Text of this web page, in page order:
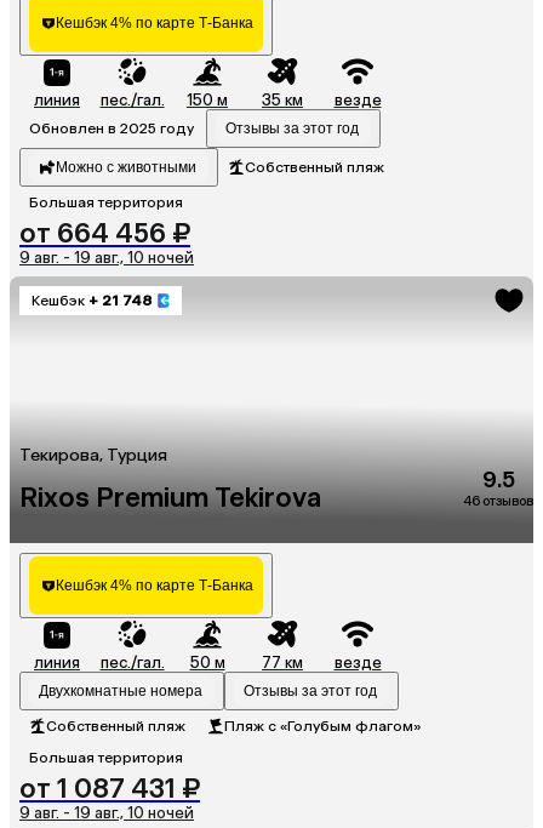
Кешбэк 4% по карте Т-Банка
линия пес./гал. 150 м 35 км везде
Обновлен в 2025 году Отзывы за этот год
Можно с животными Собственный пляж
Большая территория
от 664 456 ₽
9 авг. - 19 авг., 10 ночей
Кешбэк + 21 748
Текирова, Турция
Rixos Premium Tekirova
9.5
46 отзывов
Кешбэк 4% по карте Т-Банка
линия пес./гал. 50 м 77 км везде
Двухкомнатные номера Отзывы за этот год
Собственный пляж
Пляж с «Голубым флагом»
Большая территория
от 1 087 431 ₽
9 авг. - 19 авг., 10 ночей